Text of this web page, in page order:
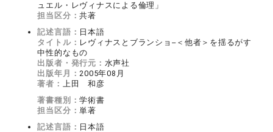
ュエル・レヴィナスによる倫理」
担当区分：共著
記述言語： 日本語
タイトル： レヴィナスとブランショ--＜他者＞を揺るがす
中性的なもの
出版者・発行元： 水声社
出版年月：2005年08月
著者： 上田 和彦
著書種別：学術書
担当区分：単著
記述言語： 日本語